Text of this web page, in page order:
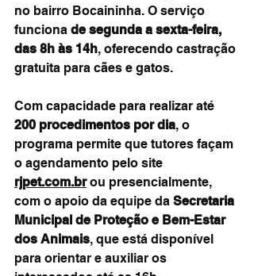
no bairro Bocaininha. O serviço
funciona de segunda a sexta-feira,
das 8h às 14h, oferecendo castração
gratuita para cães e gatos.
Com capacidade para realizar até
200 procedimentos por dia, o
programa permite que tutores façam
o agendamento pelo site
rjpet.com.br ou presencialmente,
com o apoio da equipe da Secretaria
Municipal de Proteção e Bem-Estar
dos Animais, que está disponível
para orientar e auxiliar os